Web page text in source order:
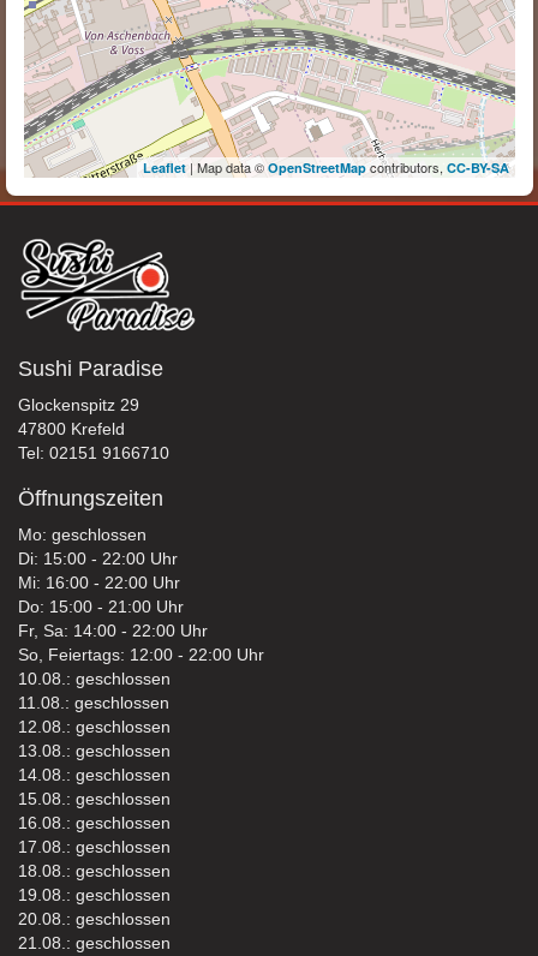
Leaflet| Map data © OpenStreetMapcontributors, CC-BY-SA
Sushi Paradise
Glockenspitz 29
47800 Krefeld
Tel: 02151 9166710
Öffnungszeiten
Mo: geschlossen
Di: 15:00 - 22:00 Uhr
Mi: 16:00 - 22:00 Uhr
Do: 15:00 - 21:00 Uhr
Fr, Sa: 14:00 - 22:00 Uhr
So, Feiertags: 12:00 - 22:00 Uhr
10.08.: geschlossen
11.08.: geschlossen
12.08.: geschlossen
13.08.: geschlossen
14.08.: geschlossen
15.08.: geschlossen
16.08.: geschlossen
17.08.: geschlossen
18.08.: geschlossen
19.08.: geschlossen
20.08.: geschlossen
21.08.: geschlossen